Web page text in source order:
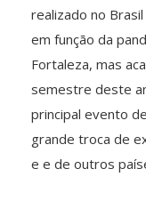
realizado no
em função da
Fortaleza, mas
semestre deste
principal evento
grande troca de
e e de outros